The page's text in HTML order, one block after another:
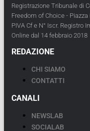
Registrazione Tribunale di
Freedom of Choice -
PIVA Cf e N° Iscr. Registro
Online dal 14 febbraio 2018
REDAZIONE
CHI SIAMO
CONTATTI
CANALI
NEWSLAB
SOCIALAB